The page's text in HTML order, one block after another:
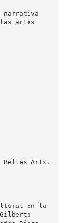
narrativa
artes
Belles Arts.
en la